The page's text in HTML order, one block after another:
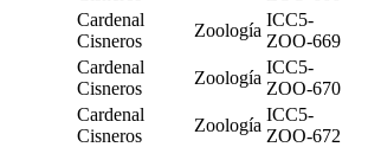
Cardenal
Cisneros
Zoología
ICC5-
ZOO-669
Cardenal
Cisneros
Zoología
ICC5-
ZOO-670
Cardenal
Cisneros
Zoología
ICC5-
ZOO-672